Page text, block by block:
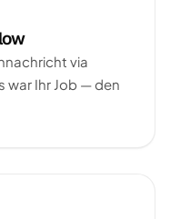
via
war Ihr Job — den